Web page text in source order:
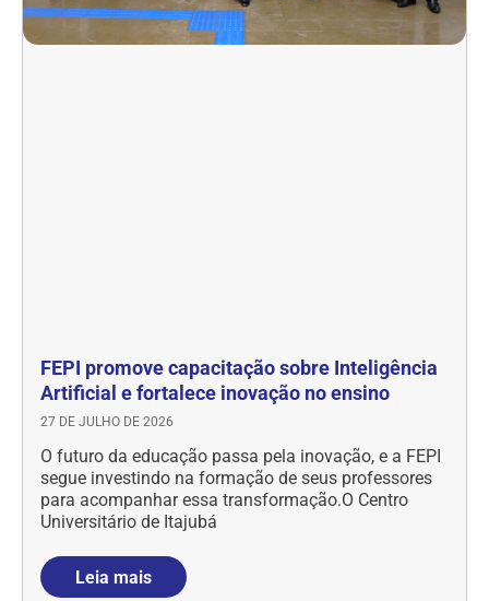
FEPI promove capacitação sobre Inteligência
Artificial e fortalece inovação no ensino
27 DE JULHO DE 2026
O futuro da educação passa pela inovação, e a FEPI
segue investindo na formação de seus professores
para acompanhar essa transformação.O Centro
Universitário de Itajubá
Leia mais